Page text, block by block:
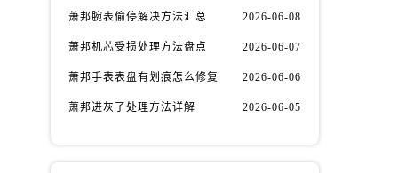
萧邦腕表偷停解决方法汇总 2026-06-08
萧邦机芯受损处理方法盘点 2026-06-07
萧邦手表表盘有划痕怎么修复 2026-06-06
萧邦进灰了处理方法详解 2026-06-05